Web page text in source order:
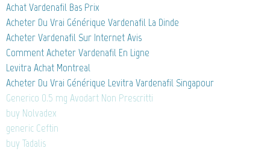
Achat Vardenafil Bas Prix
Acheter Du Vrai Générique Vardenafil La Dinde
Acheter Vardenafil Sur Internet Avis
Comment Acheter Vardenafil En Ligne
Levitra Achat Montreal
Acheter Du Vrai Générique Levitra Vardenafil Singapour
Generico 0.5 mg Avodart Non Prescritti
buy Nolvadex
generic Ceftin
buy Tadalis